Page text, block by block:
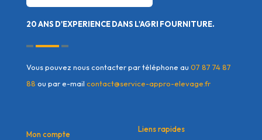
20 ANS D'EXPERIENCE DANS L'AGRI FOURNITURE.
Vous pouvez nous contacter par téléphone au 07 87 74 87
88 ou par e-mail contact@service-appro-elevage.fr
Mon compte
Liens rapides